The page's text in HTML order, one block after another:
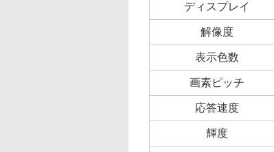
ディスプレイ
解像度
表示色数
画素ピッチ
応答速度
輝度